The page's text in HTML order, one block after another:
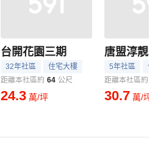
台開花園三期
32年社區
住宅大樓
距離本社區約 64 公尺
24.3 萬/坪
唐盟淳靚
5年社區
住
距離本社區約
30.7 萬/坪